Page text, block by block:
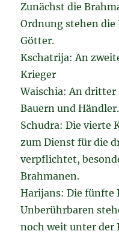
Zunächst die
Ordnung stehen
Götter.
Kschatrija: An
Krieger
Waischia: An dritter
Bauern und Händler.
Schudra: Die vierte
zum Dienst für die
verpflichtet,
Brahmanen.
Harijans: Die fünfte
Unberührbaren
noch weit unter der